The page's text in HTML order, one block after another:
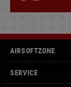
AIRSOFTZONE
SERVICE